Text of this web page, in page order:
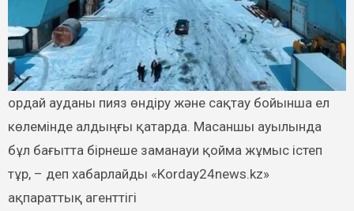
көлемінде алдыңғы қатарда. Масаншы ауылында
бұл бағытта бірнеше заманауи қойма жұмыс істеп
тұр, – деп хабарлайды «Korday24news.kz»
ақпараттық агенттігі